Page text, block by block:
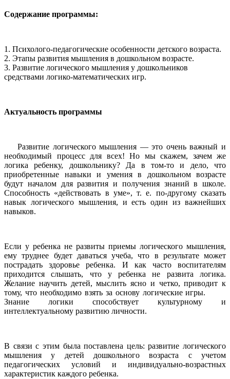
Содержание программы:
1. Психолого-педагогические особенности детского возраста.
2. Этапы развития мышления в дошкольном возрасте.
3. Развитие логического мышления у дошкольников
средствами логико-математических игр.
Актуальность программы
Развитие логического мышления — это очень важный и
необходимый процесс для всех! Но мы скажем, зачем же
логика ребенку, дошкольнику? Да в том-то и дело, что
приобретенные навыки и умения в дошкольном возрасте
будут началом для развития и получения знаний в школе.
Способность «действовать в уме», т. е. по-другому сказать
навык логического мышления, и есть один из важнейших
навыков.
Если у ребенка не развиты приемы логического мышления,
ему труднее будет даваться учеба, что в результате может
пострадать здоровье ребенка. И как часто воспитателям
приходится слышать, что у ребенка не развита логика.
Желание научить детей, мыслить ясно и четко, приводит к
тому, что необходимо взять за основу логические игры.
Знание логики способствует культурному и
интеллектуальному развитию личности.
В связи с этим была поставлена цель: развитие логического
мышления у детей дошкольного возраста с учетом
педагогических условий и индивидуально-возрастных
характеристик каждого ребенка.